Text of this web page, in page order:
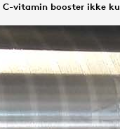
C-vitamin booster ikke